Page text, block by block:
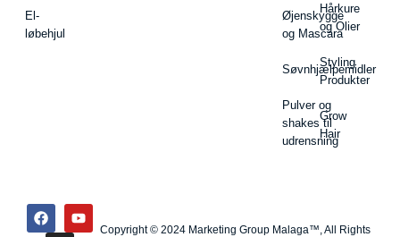
El-
løbehjul
Øjenskygge
og Mascara
Søvnhjælpemidler
Pulver og
shakes til
udrensning
Hårkure
og Olier
Styling
Produkter
Grow
Hair
Copyright © 2024 Marketing Group Malaga™, All Rights